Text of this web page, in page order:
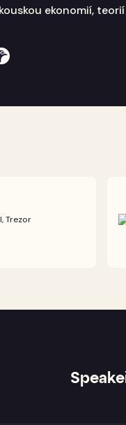
ekonomií,
Trezor